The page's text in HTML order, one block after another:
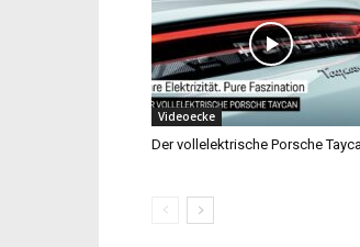
Videoecke
Der vollelektrische Porsche